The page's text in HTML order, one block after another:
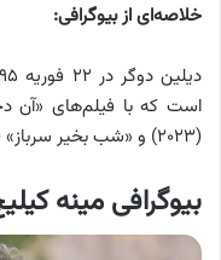
خلاصه‌ای از بیوگرافی:
(۲۰۲۳) و «شب بخیر سرباز» (۲۰۲۲) شناخته می‌شود.
بیوگرافی مینه